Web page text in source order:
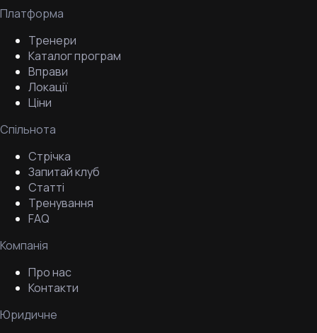
Платформа
Тренери
Каталог програм
Вправи
Локації
Ціни
Спільнота
Стрічка
Запитай клуб
Статті
Тренування
FAQ
Компанія
Про нас
Контакти
Юридичне